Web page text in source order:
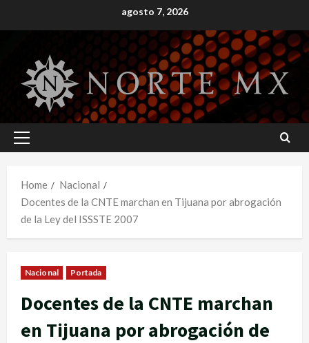
to
agosto 7, 2026
Primary
Home
Nacional
Docentes de la CNTE marchan en Tijuana por abrogación
de la Ley del ISSSTE 2007
Nacional Portada
Docentes de la CNTE marchan
en Tijuana por abrogación de